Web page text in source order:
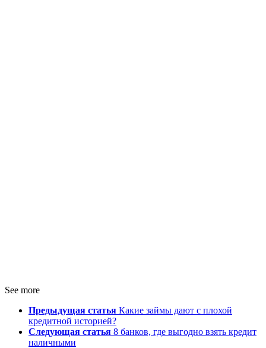
See more
Предыдущая статья Какие займы дают с плохой
кредитной историей?
Следующая статья 8 банков, где выгодно взять кредит
наличными